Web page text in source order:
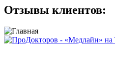
Отзывы клиентов: